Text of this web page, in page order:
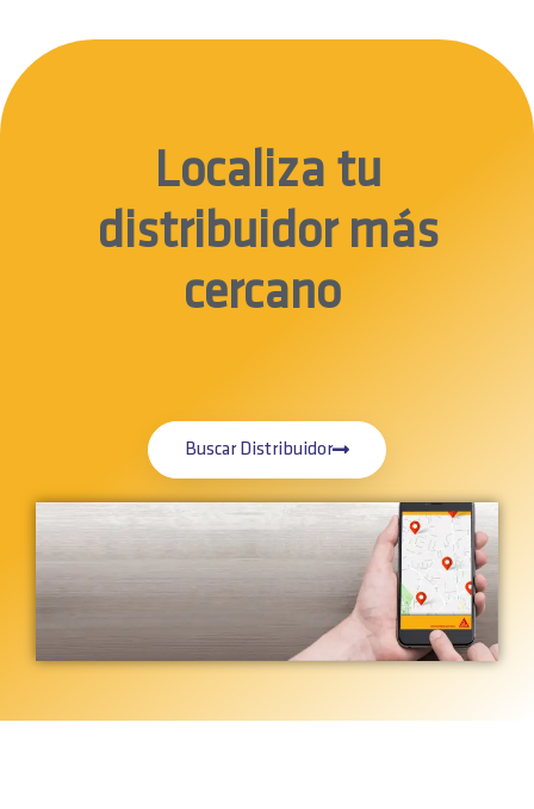
Localiza tu
distribuidor más
cercano
Buscar Distribuidor